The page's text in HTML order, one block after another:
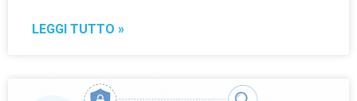
LEGGI TUTTO »